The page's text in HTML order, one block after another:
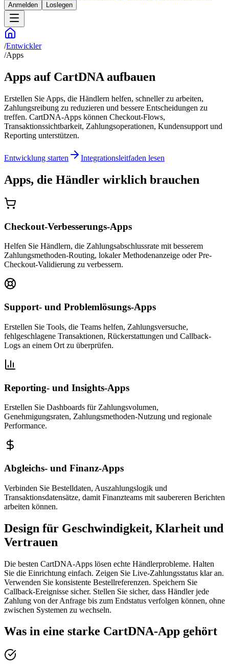
Anmelden Loslegen
/Entwickler
/Apps
Apps auf CartDNA aufbauen
Erstellen Sie Apps, die Händlern helfen, schneller zu arbeiten,
Zahlungsreibung zu reduzieren und bessere Entscheidungen zu
treffen. CartDNA-Apps können Checkout-Flows,
Transaktionssichtbarkeit, Zahlungsoperationen, Kundensupport und
Reporting unterstützen.
Entwicklung starten Integrationsleitfaden lesen
Apps, die Händler wirklich brauchen
Checkout-Verbesserungs-Apps
Helfen Sie Händlern, die Zahlungsabschlussrate mit besserem
Zahlungsmethoden-Routing, lokaler Methodenanzeige oder Pre-
Checkout-Validierung zu verbessern.
Support- und Problemlösungs-Apps
Erstellen Sie Tools, die Teams helfen, Zahlungsversuche,
fehlgeschlagene Transaktionen, Rückerstattungen und Callback-
Logs an einem Ort zu überprüfen.
Reporting- und Insights-Apps
Erstellen Sie Dashboards für Zahlungsvolumen,
Genehmigungsraten, Zahlungsmethoden-Nutzung und regionale
Performance.
Abgleichs- und Finanz-Apps
Verbinden Sie Bestelldaten, Auszahlungslogik und
Transaktionsdatensätze, damit Finanzteams mit saubereren Berichten
arbeiten können.
Design für Geschwindigkeit, Klarheit und
Vertrauen
Die besten CartDNA-Apps lösen echte Händlerprobleme. Halten
Sie die Einrichtung einfach. Zeigen Sie Live-Zahlungsstatus klar an.
Verwenden Sie konsistente Bestellreferenzen. Speichern Sie
Callback-Ereignisse sicher. Stellen Sie sicher, dass Händler jede
Zahlung von der Anfrage bis zum Endstatus verfolgen können, ohne
zwischen Systemen zu wechseln.
Was in eine starke CartDNA-App gehört